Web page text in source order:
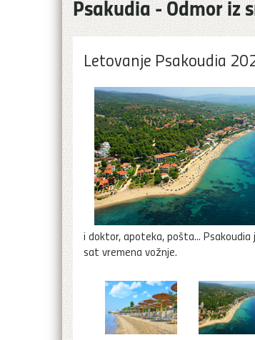
Psakudia - Odmor iz
Letovanje Psakoudia
i doktor, apoteka, pošta...
sat vremena vožnje.